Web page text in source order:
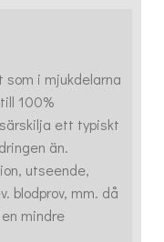
i mjukdelarna
100%
ett typiskt
än.
utseende,
blodprov, mm. då
mindre